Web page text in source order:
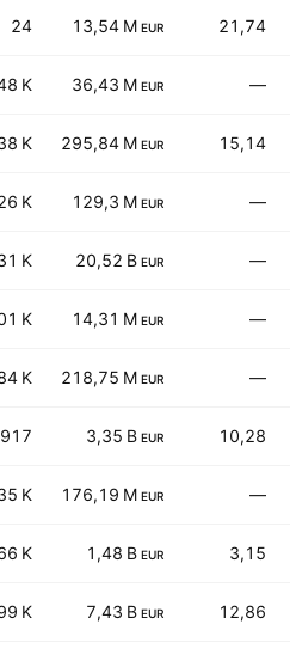
24 13,54 M EUR 21,74
K 36,43 M EUR —
K 295,84 M EUR 15,14
K 129,3 M EUR —
K 20,52 B EUR —
K 14,31 M EUR —
K 218,75 M EUR —
917 3,35 B EUR 10,28
K 176,19 M EUR —
K 1,48 B EUR 3,15
K 7,43 B EUR 12,86